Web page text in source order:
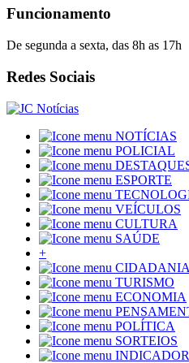
Funcionamento
De segunda a sexta, das 8h as 17h
Redes Sociais
NOTÍCIAS
POLICIAL
ESPORTE
VEÍCULOS
CULTURA
SAÚDE
+
CIDADANIA
TURISMO
ECONOMIA
POLÍTICA
SORTEIOS